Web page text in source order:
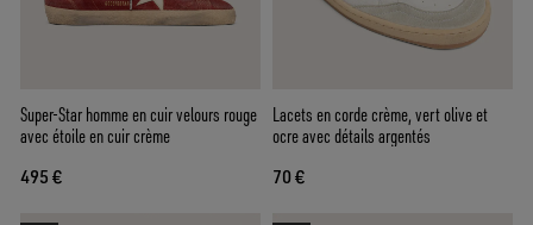
Super-Star homme en cuir velours rouge
avec étoile en cuir crème
495 €
Lacets en corde crème, vert olive et
ocre avec détails argentés
70 €